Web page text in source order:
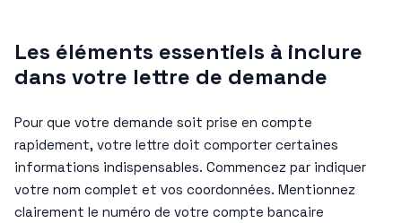
Les éléments essentiels à inclure
dans votre lettre de demande
Pour que votre demande soit prise en compte
rapidement, votre lettre doit comporter certaines
informations indispensables. Commencez par indiquer
votre nom complet et vos coordonnées. Mentionnez
clairement le numéro de votre compte bancaire